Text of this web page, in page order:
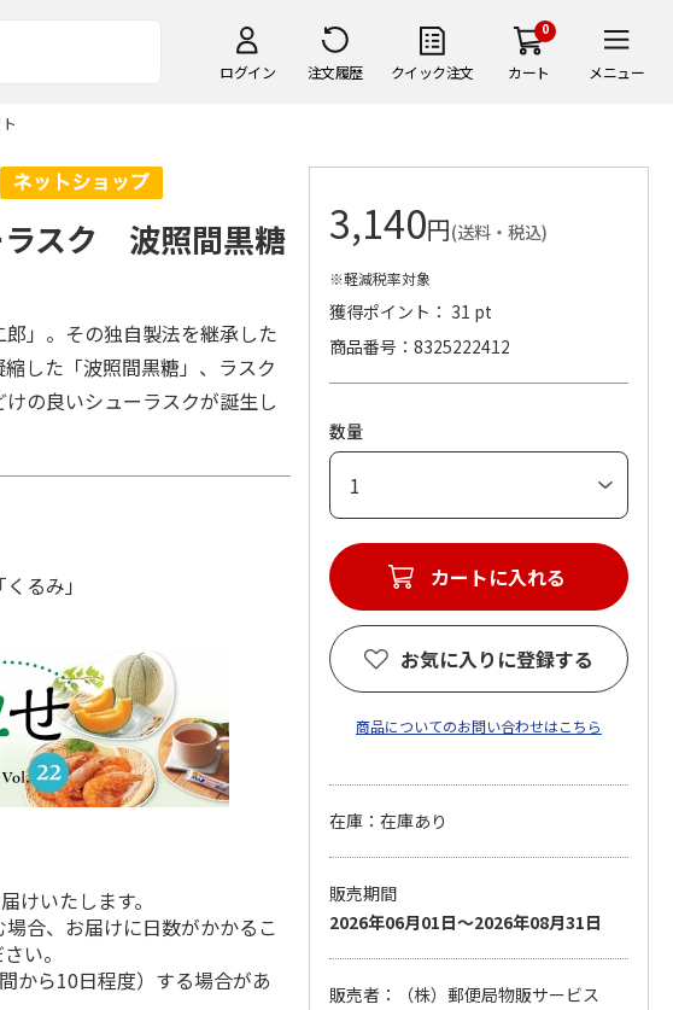
ログイン 注文履歴 クイック注文
0
カート メニュー
ラスク 波照間黒糖
」。その独自製法を継承した
した「波照間黒糖」、ラスク
の良いシューラスクが誕生し
るみ」
いたします。
合、お届けに日数がかかるこ
い。
から10日程度）する場合があ
3,140円(送料・税込)
※軽減税率対象
獲得ポイント： 31 pt
商品番号
8325222412
数量
カートに入れる
お気に入りに登録する
商品についてのお問い合わせはこちら
在庫：在庫あり
販売期間
2026年06月01日～2026年08月31日
販売者：（株）郵便局物販サービス